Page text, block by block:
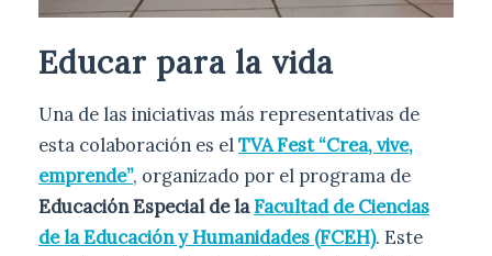
Educar para la vida
Una de las iniciativas más representativas de
esta colaboración es elTVA Fest “Crea, vive,
emprende”, organizado por el programa de
Educación Especial de laFacultad de Ciencias
de la Educación y Humanidades (FCEH). Este